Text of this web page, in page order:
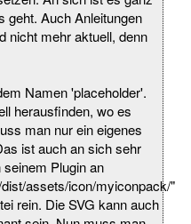
geht. Auch Anleitungen
nicht mehr aktuell, denn
Namen 'placeholder'.
herausfinden, wo es
man nur ein eigenes
ist auch an sich sehr
Plugin an
assets/icon/myiconpack/"
rein. Die SVG kann auch